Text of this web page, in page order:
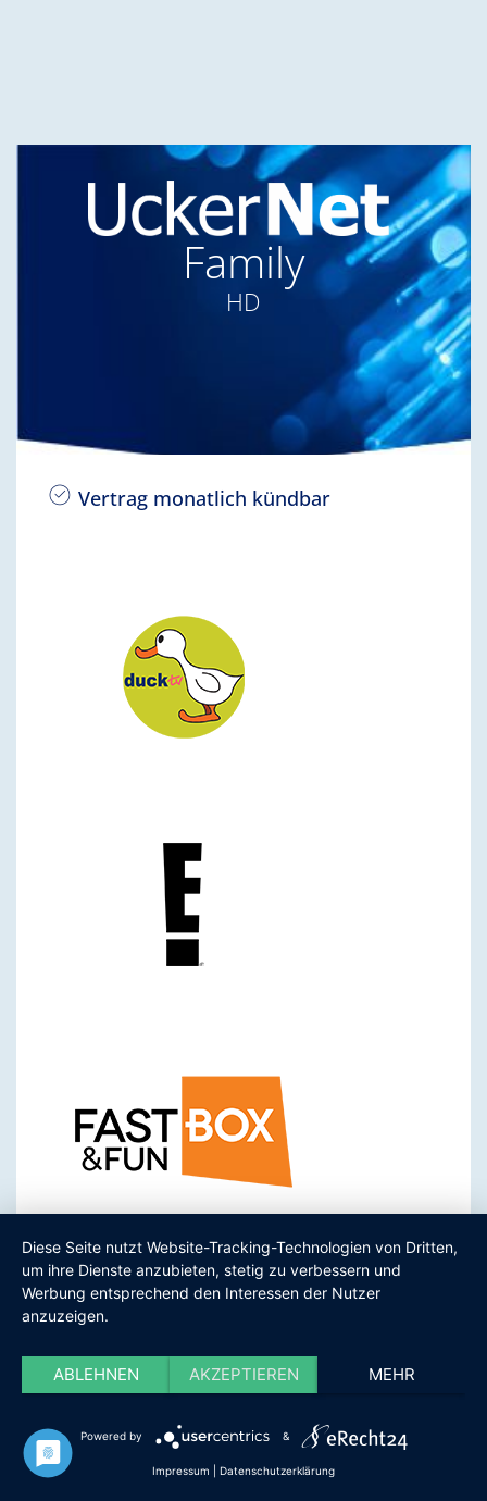
Family
HD
Vertrag monatlich kündbar
Diese Seite nutzt Website-Tracking-Technologien von Dritten,
um ihre Dienste anzubieten, stetig zu verbessern und
Werbung entsprechend den Interessen der Nutzer
anzuzeigen.
ABLEHNEN AKZEPTIEREN MEHR
Powered by &
Impressum Datenschutzerklärung